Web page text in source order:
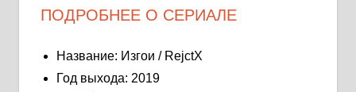
ПОДРОБНЕЕ О СЕРИАЛЕ
Название: Изгои / RejctX
Год выхода: 2019